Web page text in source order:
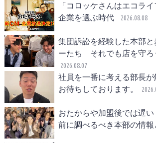
「コロッケさんはエコラ
企業を選ぶ時代
2026.08.08
集団訴訟を経験した本部
ーたち それでも店を守ろ
2026.08.07
社員を一番に考える部長が
お待ちしております。
おたからや加盟後では遅
前に調べるべき本部の情報